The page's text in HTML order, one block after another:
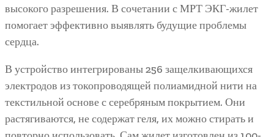
высокого разрешения. В сочетании с МРТ ЭКГ-жилет
помогает эффективно выявлять будущие проблемы
сердца.
В устройство интегрированы 256 защелкивающихся
электродов из токопроводящей полиамидной нити на
текстильной основе с серебряным покрытием. Они
растягиваются, не содержат геля, их можно стирать и